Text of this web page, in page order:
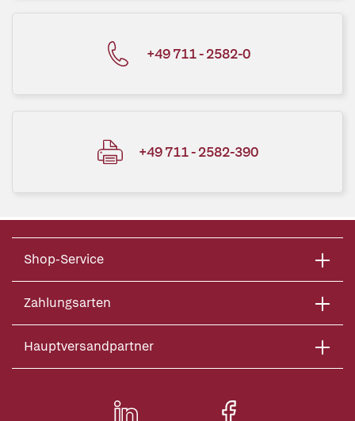
+49 711 - 2582-0
+49 711 - 2582-390
Shop-Service
Zahlungsarten
Hauptversandpartner